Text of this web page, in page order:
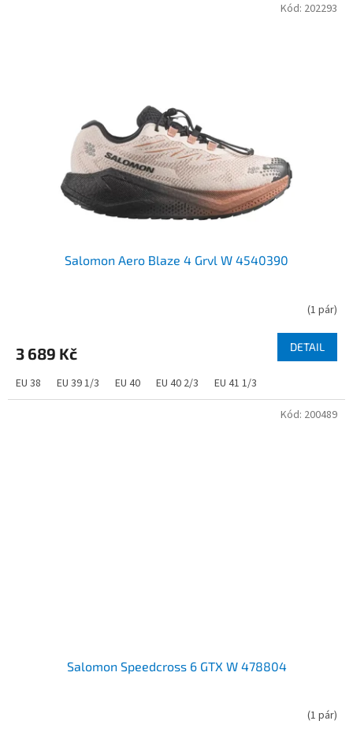
Salomon Aero Blaze 4 Grvl W 4540390
(1 pár)
3 689 Kč DETAIL
EU 38 EU 39 1/3 EU 40 EU 40 2/3 EU 41 1/3
Kód: 202293
Salomon Speedcross 6 GTX W 478804
(1 pár)
Kód: 200489